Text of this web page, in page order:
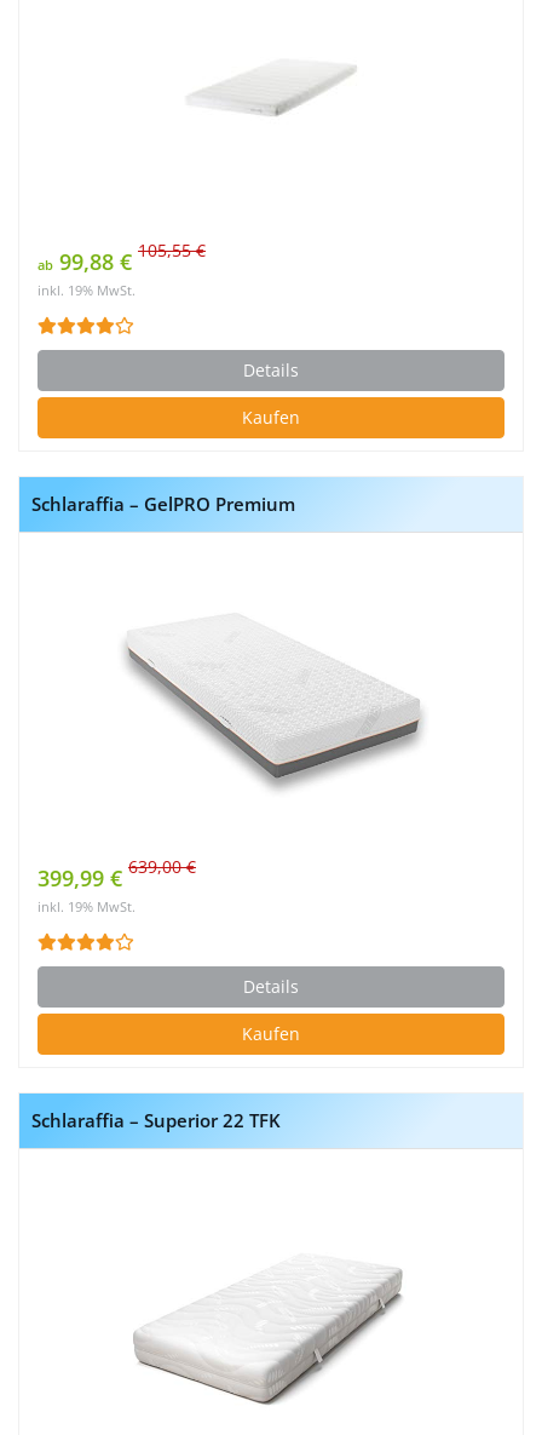
ab 99,88 € 105,55 €
inkl. 19% MwSt.
Details
Kaufen
Schlaraffia – GelPRO Premium
399,99 € 639,00 €
inkl. 19% MwSt.
Details
Kaufen
Schlaraffia – Superior 22 TFK